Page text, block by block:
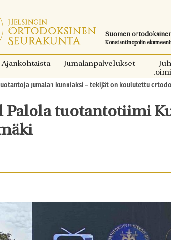
Suomen
Konstantinopolin
Ajankohtaista Jumalanpalvelukset
Jumalan kunniaksi – tekijät on koulutettu
Palola tuotantotiimi